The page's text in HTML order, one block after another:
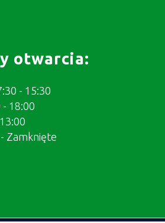
otwarcia:
- 15:30
- 18:00
Zamknięte